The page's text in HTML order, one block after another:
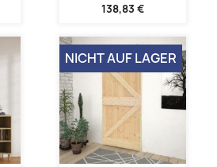
138,83 €
NICHT AUF LAGER